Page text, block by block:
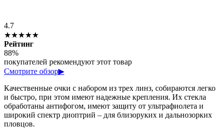
4.7
★★★★★
Рейтинг
88%
покупателей рекомендуют этот товар
Смотрите обзор▶
Качественные очки с набором из трех линз, собираются легко
и быстро, при этом имеют надежные крепления. Их стекла
обработаны антифогом, имеют защиту от ультрафиолета и
широкий спектр диоптрий – для близоруких и дальнозорких
пловцов.